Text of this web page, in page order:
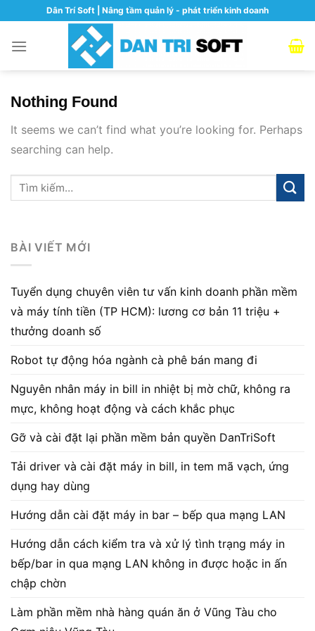
content
Dân Trí Soft | Nâng tầm quản lý - phát triển kinh doanh
Nothing Found
It seems we can’t find what you’re looking for. Perhaps
searching can help.
BÀI VIẾT MỚI
Tuyển dụng chuyên viên tư vấn kinh doanh phần mềm
và máy tính tiền (TP HCM): lương cơ bản 11 triệu +
thưởng doanh số
Robot tự động hóa ngành cà phê bán mang đi
Nguyên nhân máy in bill in nhiệt bị mờ chữ, không ra
mực, không hoạt động và cách khắc phục
Gỡ và cài đặt lại phần mềm bản quyền DanTriSoft
Tải driver và cài đặt máy in bill, in tem mã vạch, ứng
dụng hay dùng
Hướng dẫn cài đặt máy in bar – bếp qua mạng LAN
Hướng dẫn cách kiểm tra và xử lý tình trạng máy in
bếp/bar in qua mạng LAN không in được hoặc in ấn
chập chờn
Làm phần mềm nhà hàng quán ăn ở Vũng Tàu cho